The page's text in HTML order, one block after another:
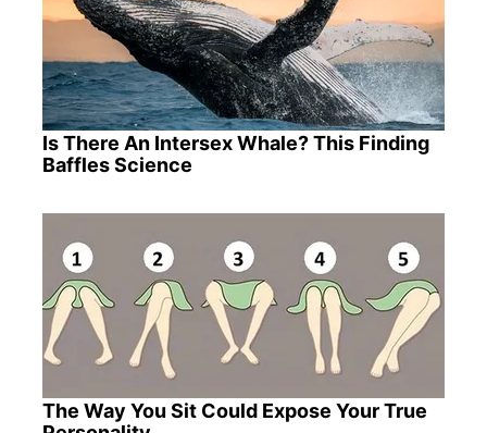
Is There An Intersex Whale? This Finding
Baffles Science
The Way You Sit Could Expose Your True